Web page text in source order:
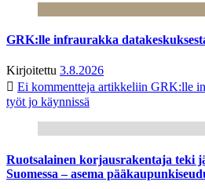
GRK:lle infraurakka
Kirjoitettu 3.8.2026
Ei kommentteja artikkeliin GRK:lle
työt jo käynnissä
Ruotsalainen korjausrakentaja teki
Suomessa – asema